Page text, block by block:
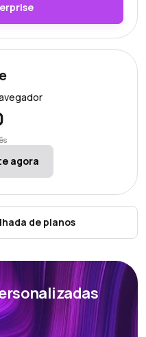
agora
de planos